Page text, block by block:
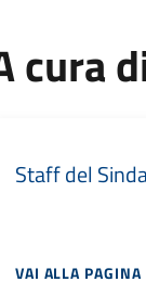
cura
Staff del
VAI ALLA PAGINA